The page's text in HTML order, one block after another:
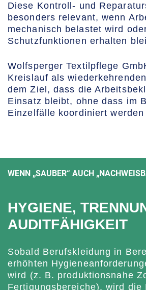
Diese Kontroll- und
besonders relevant, wenn
mechanisch belastet wird
Schutzfunktionen erhalten
Wolfsperger Textilpflege
Kreislauf als
dem Ziel, dass die
Einsatz bleibt, ohne dass im
Einzelfälle koordiniert werden
WENN „SAUBER“ AUCH
HYGIENE,
AUDITFÄHIGKEIT
Sobald Berufskleidung in
erhöhten
wird (z. B. produktionsnahe
Fertigungsbereiche), wird die